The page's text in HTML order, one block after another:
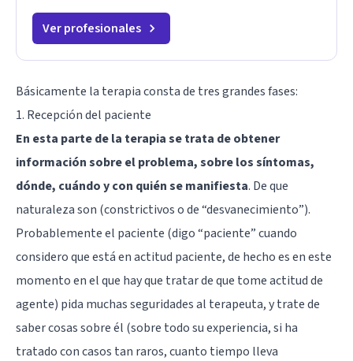
Ver profesionales
Básicamente la terapia consta de tres grandes fases:
1. Recepción del paciente
En esta parte de la terapia se trata de obtener
información sobre el problema, sobre los síntomas,
dónde, cuándo y con quién se manifiesta. De que
naturaleza son (constrictivos o de “desvanecimiento”).
Probablemente el paciente (digo “paciente” cuando
considero que está en actitud paciente, de hecho es en este
momento en el que hay que tratar de que tome actitud de
agente) pida muchas seguridades al terapeuta, y trate de
saber cosas sobre él (sobre todo su experiencia, si ha
tratado con casos tan raros, cuanto tiempo lleva